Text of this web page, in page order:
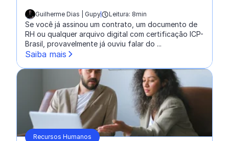
escrito por:
Guilherme Dias | Gupy Leitura: 8min
Se você já assinou um contrato, um documento de
RH ou qualquer arquivo digital com certificação ICP-
Brasil, provavelmente já ouviu falar do ...
Saiba mais
Recursos Humanos